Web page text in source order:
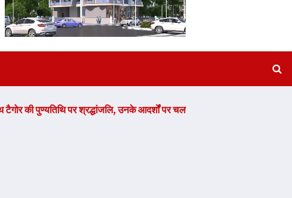
श्रद्धांजलि, उनके आदर्शों पर चलने का आह्वान -Read Now